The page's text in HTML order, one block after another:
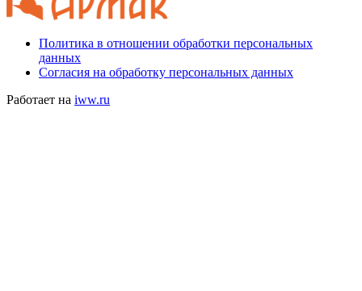
Политика в отношении обработки персональных
данных
Согласия на обработку персональных данных
Работает на iww.ru